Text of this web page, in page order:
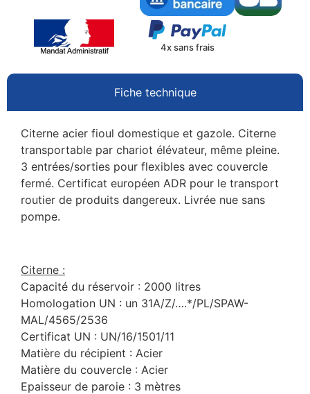
4x sans frais
Fiche technique
Citerne acier fioul domestique et gazole. Citerne
transportable par chariot élévateur, même pleine.
3 entrées/sorties pour flexibles avec couvercle
fermé. Certificat européen ADR pour le transport
routier de produits dangereux. Livrée nue sans
pompe.
Citerne :
Capacité du réservoir : 2000 litres
Homologation UN : un 31A/Z/….*/PL/SPAW-
MAL/4565/2536
Certificat UN : UN/16/1501/11
Matière du récipient : Acier
Matière du couvercle : Acier
Epaisseur de paroie : 3 mètres